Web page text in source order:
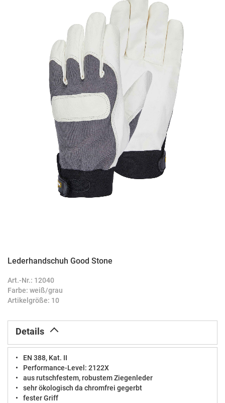
Lederhandschuh Good Stone
Art.-Nr.: 12040
Farbe: weiß/grau
Artikelgröße: 10
Zum
der
Bildergalerie
springen
Details
EN 388, Kat. II
Performance-Level: 2122X
aus rutschfestem, robustem Ziegenleder
sehr ökologisch da chromfrei gegerbt
fester Griff